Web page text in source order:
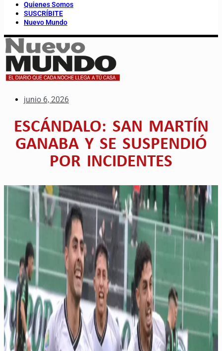
Quienes Somos
SUSCRÍBITE
Nuevo Mundo
junio 6, 2026
ESCÁNDALO: SAN MARTÍN
GANABA Y SE SUSPENDIÓ
POR INCIDENTES